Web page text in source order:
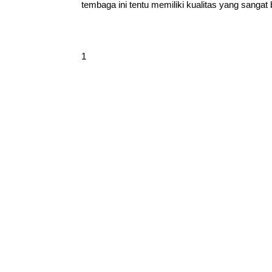
tembaga ini tentu memiliki kualitas yang sangat
1